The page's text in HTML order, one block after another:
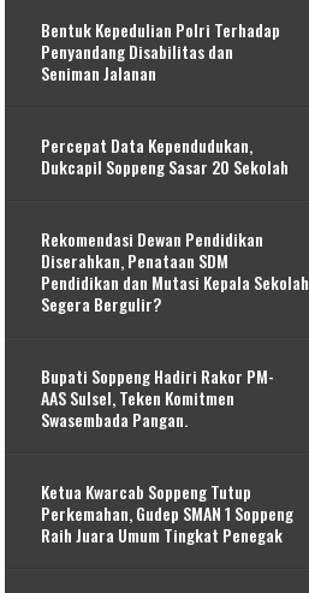
Bentuk Kepedulian Polri Terhadap
Penyandang Disabilitas dan
Seniman Jalanan
Percepat Data Kependudukan,
Dukcapil Soppeng Sasar 20 Sekolah
Rekomendasi Dewan Pendidikan
Diserahkan, Penataan SDM
Pendidikan dan Mutasi Kepala Sekolah
Segera Bergulir?
Bupati Soppeng Hadiri Rakor PM-
AAS Sulsel, Teken Komitmen
Swasembada Pangan.
Ketua Kwarcab Soppeng Tutup
Perkemahan, Gudep SMAN 1 Soppeng
Raih Juara Umum Tingkat Penegak